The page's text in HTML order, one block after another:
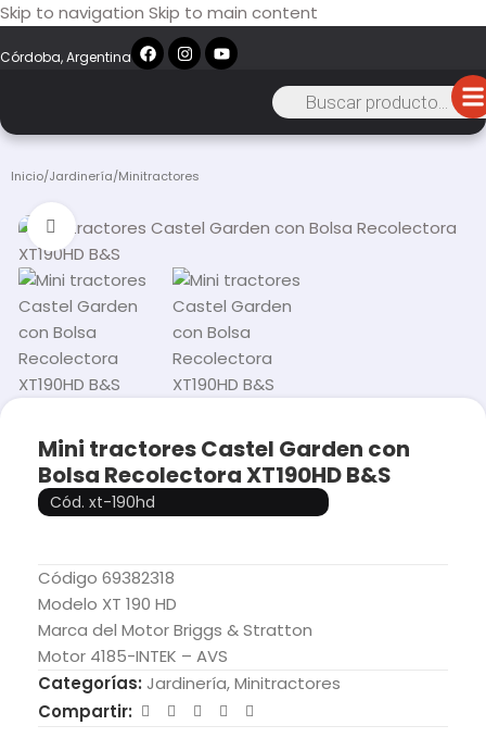
Skip to navigation Skip to main content
Córdoba, Argentina
Inicio/Jardinería/Minitractores
Click to enlarge
Mini tractores Castel Garden con
Bolsa Recolectora XT190HD B&S
Cód. xt-190hd
Código 69382318
Modelo XT 190 HD
Marca del Motor Briggs & Stratton
Motor 4185-INTEK – AVS
Categorías: Jardinería,Minitractores
Compartir: